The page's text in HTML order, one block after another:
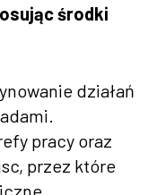
środki
działań
pracy oraz
przez które